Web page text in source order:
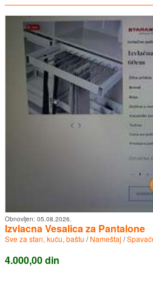
Obnovljen: 05.08.2026.
Izvlacna Vesalica za Pantalone
Sve za stan, kuću, baštu /Nameštaj /
4.000,00 din